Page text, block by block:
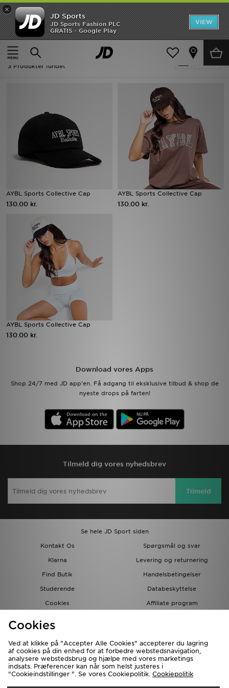
×
JD Sports
JD Sports Fashion PLC
GRATIS - Google Play
VIEW
Hjem
Damer Dametilbehør
Damer - AYBL Dametilbehør
3 Produkter fundet
AYBL Sports Collective Cap
130.00 kr.
AYBL Sports Collective Cap
130.00 kr.
AYBL Sports Collective Cap
130.00 kr.
Download vores Apps
Shop 24/7 med JD app'en. Få adgang til eksklusive tilbud & shop de
nyeste drops på farten!
Tilmeld dig vores nyhedsbrev
Tilmeld
Se hele JD Sport siden
Kontakt Os
Spørgsmål og svar
Klarna
Levering og returnering
Find Butik
Handelsbetingelser
Studerende
Databeskyttelse
Cookies
Affiliate program
Hjem
Udsalg
Nyheder
Børn
Bestsellers
Fodbold
Download JD app'en
Mit JD
Mine beskeder
Hjælp & information
Cookies
Ved at klikke på "Accepter Alle Cookies" accepterer du lagring
af cookies på din enhed for at forbedre webstedsnavigation,
analysere webstedsbrug og hjælpe med vores marketings
indsats. Præferencer kan når som helst justeres i
"Cookieindstillinger ". Se vores Cookiepolitik. Cookiepolitik